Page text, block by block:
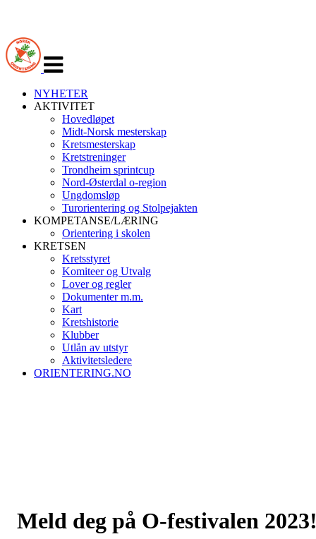
navigasjon
NYHETER
AKTIVITET
Hovedløpet
Midt-Norsk mesterskap
Kretsmesterskap
Kretstreninger
Trondheim sprintcup
Nord-Østerdal o-region
Ungdomsløp
Turorientering og Stolpejakten
KOMPETANSE/LÆRING
Orientering i skolen
KRETSEN
Kretsstyret
Komiteer og Utvalg
Lover og regler
Dokumenter m.m.
Kart
Kretshistorie
Klubber
Utlån av utstyr
Aktivitetsledere
ORIENTERING.NO
Meld deg på O-festivalen